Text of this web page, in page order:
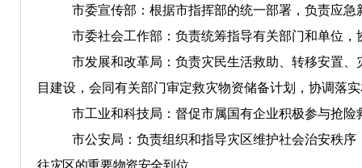
市委宣传部：根据市指挥部的统一部署，负责应急
市委社会工作部：负责统筹指导有关部门和单位
市发展和改革局：负责灾民生活救助、转移安置、
目建设，会同有关部门审定救灾物资储备计划，协调落
市工业和科技局：督促市属国有企业积极参与抢
市公安局：负责组织和指导灾区维护社会治安秩
往灾区的重要物资安全到位。